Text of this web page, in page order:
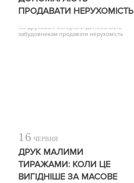
ПРОДАВАТИ НЕРУХОМІСТЬ
Які друковані матеріали допомагають
забудовникам продавати нерухомість
16 ЧЕРВНЯ
ДРУК МАЛИМИ
ТИРАЖАМИ: КОЛИ ЦЕ
ВИГІДНІШЕ ЗА МАСОВЕ